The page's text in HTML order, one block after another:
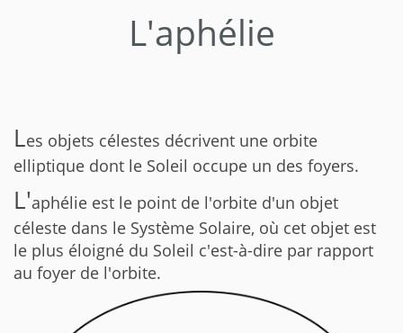
L'aphélie
Les objets célestes décrivent une orbite
elliptique dont le Soleil occupe un des foyers.
L'aphélie est le point de l'orbite d'un objet
céleste dans le Système Solaire, où cet objet est
le plus éloigné du Soleil c'est-à-dire par rapport
au foyer de l'orbite.